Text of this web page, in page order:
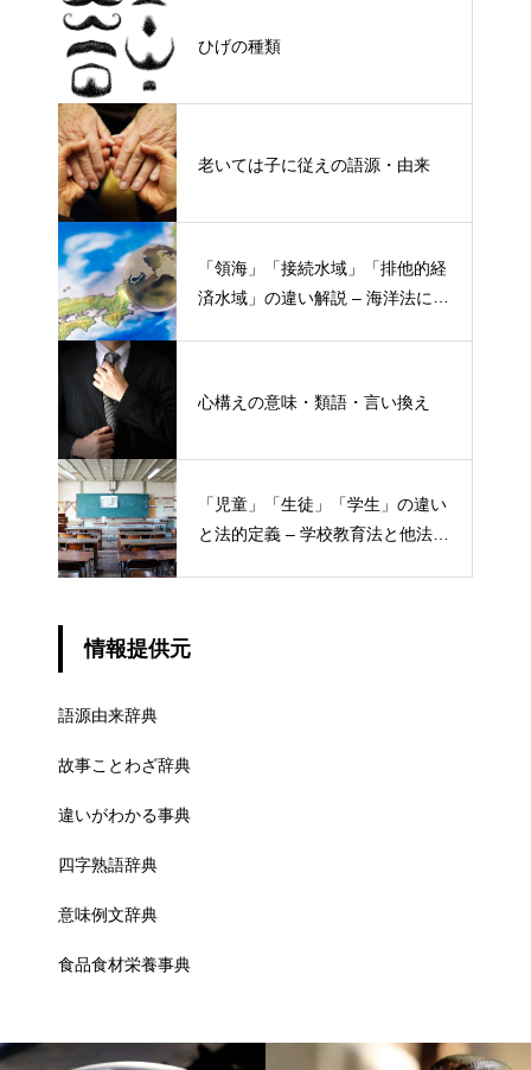
ひげの種類
老いては子に従えの語源・由来
「領海」「接続水域」「排他的経
済水域」の違い解説 – 海洋法にお
心構えの意味・類語・言い換え
「児童」「生徒」「学生」の違い
と法的定義 – 学校教育法と他法律
情報提供元
語源由来辞典
故事ことわざ辞典
違いがわかる事典
四字熟語辞典
意味例文辞典
食品食材栄養事典